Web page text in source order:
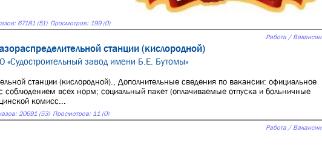
67181 (51) Просмотров: 199 (0)
Работа / Вакансии
станции (кислородной)
«Судостроительный завод имени Б.Е. Бутомы»
станции (кислородной)., Дополнительные сведения по вакансии: официальное
соблюдением всех норм; социальный пакет (оплачиваемые отпуска и больничные
комисс...
20691 (53) Просмотров: 11 (0)
Работа / Вакансии